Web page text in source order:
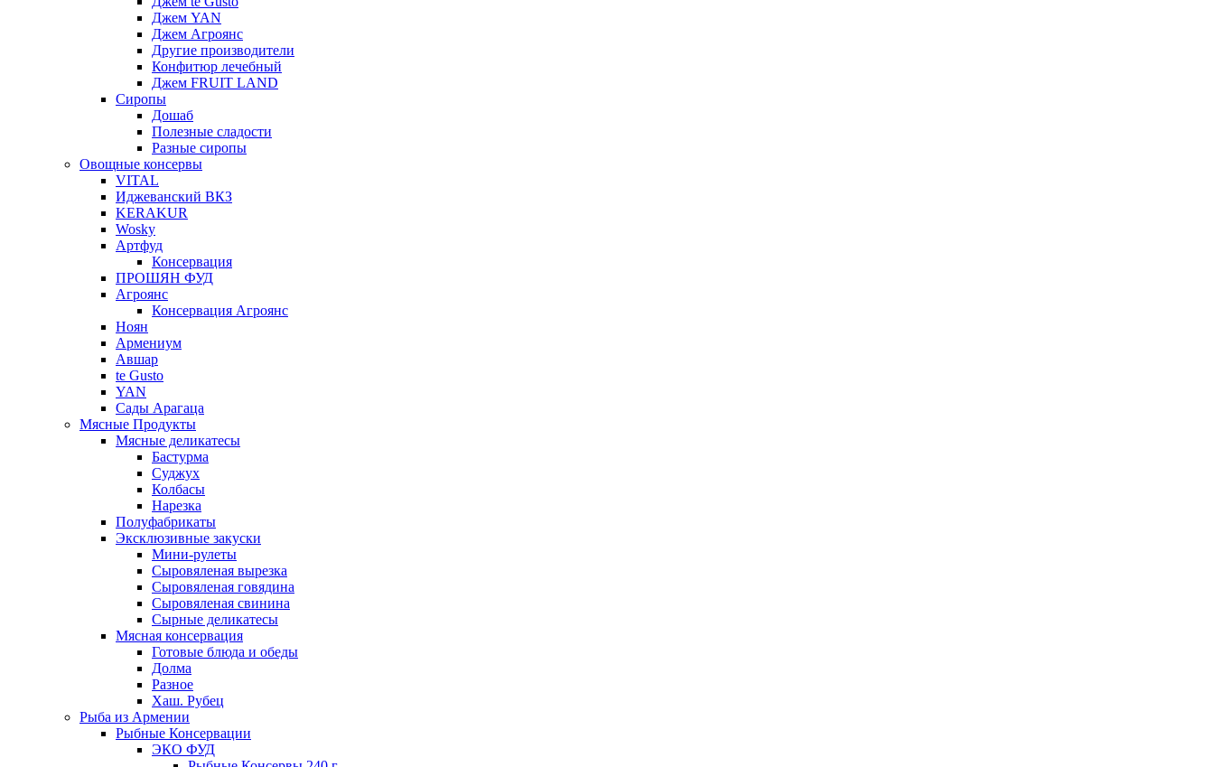
Джем YAN
Джем Агроянс
Другие производители
Конфитюр лечебный
Джем FRUIT LAND
Сиропы
Дошаб
Полезные сладости
Разные сиропы
Овощные консервы
VITAL
Иджеванский ВКЗ
KERAKUR
Wosky
Артфуд
Консервация
ПРОШЯН ФУД
Агроянс
Консервация Агроянс
Ноян
Армениум
Авшар
te Gusto
YAN
Сады Арагаца
Мясные Продукты
Мясные деликатесы
Бастурма
Суджух
Колбасы
Нарезка
Полуфабрикаты
Эксклюзивные закуски
Мини-рулеты
Сыровяленая вырезка
Сыровяленая говядина
Сыровяленая свинина
Сырные деликатесы
Мясная консервация
Готовые блюда и обеды
Долма
Разное
Хаш. Рубец
Рыба из Армении
Рыбные Консервации
ЭКО ФУД